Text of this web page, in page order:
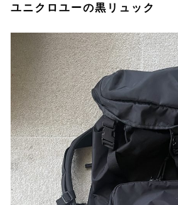
ユニクロユーの黒リュック